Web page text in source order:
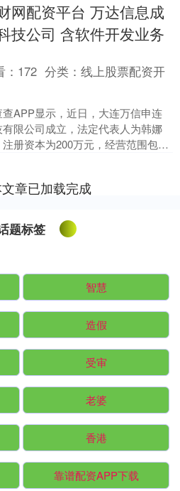
售；发电技术服务....
网配资平台 万达信息成
技公司 含软件开发业务
172 分类：线上股票配资开
查APP显示，近日，大连万信申连
有限公司成立，法定代表人为韩娜
注册资本为200万元，经营范围包
章已加载完成
题标签
智慧
造假
受审
老婆
香港
靠谱配资APP下载